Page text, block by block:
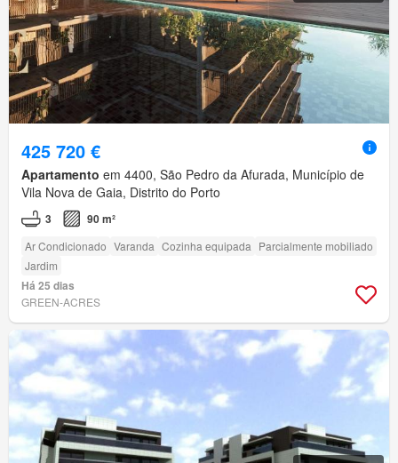
425 720 €
Apartamento em 4400, São Pedro da Afurada, Município de
Vila Nova de Gaia, Distrito do Porto
3 90 m²
Ar Condicionado Varanda Cozinha equipada Parcialmente mobiliado
Jardim
Há 25 dias
GREEN-ACRES